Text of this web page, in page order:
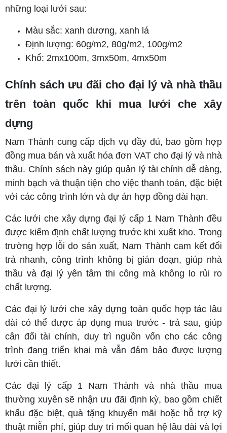
những loại lưới sau:
Màu sắc: xanh dương, xanh lá
Định lượng: 60g/m2, 80g/m2, 100g/m2
Khổ: 2mx100m, 3mx50m, 4mx50m
Chính sách ưu đãi cho đại lý và nhà thầu
trên toàn quốc khi mua lưới che xây
dựng
Nam Thành cung cấp dịch vụ đầy đủ, bao gồm hợp
đồng mua bán và xuất hóa đơn VAT cho đại lý và nhà
thầu. Chính sách này giúp quản lý tài chính dễ dàng,
minh bạch và thuận tiện cho việc thanh toán, đặc biệt
với các công trình lớn và dự án hợp đồng dài hạn.
Các lưới che xây dựng đại lý cấp 1 Nam Thành đều
được kiểm định chất lượng trước khi xuất kho. Trong
trường hợp lỗi do sản xuất, Nam Thành cam kết đổi
trả nhanh, công trình không bị gián đoạn, giúp nhà
thầu và đại lý yên tâm thi công mà không lo rủi ro
chất lượng.
Các đại lý lưới che xây dựng toàn quốc hợp tác lâu
dài có thể được áp dụng mua trước - trả sau, giúp
cân đối tài chính, duy trì nguồn vốn cho các công
trình đang triển khai mà vẫn đảm bảo được lượng
lưới cần thiết.
Các đại lý cấp 1 Nam Thành và nhà thầu mua
thường xuyên sẽ nhận ưu đãi định kỳ, bao gồm chiết
khấu đặc biệt, quà tặng khuyến mãi hoặc hỗ trợ kỹ
thuật miễn phí, giúp duy trì mối quan hệ lâu dài và lợi